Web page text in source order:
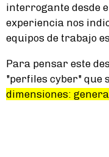
interrogante desde
experiencia nos
equipos de trabajo
Para pensar este
"perfiles cyber" que
dimensiones: